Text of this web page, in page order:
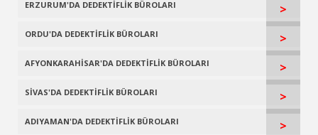
ERZURUM'DA DEDEKTİFLİK BÜROLARI >
ORDU'DA DEDEKTİFLİK BÜROLARI >
AFYONKARAHİSAR'DA DEDEKTİFLİK BÜROLARI >
SİVAS'DA DEDEKTİFLİK BÜROLARI >
ADIYAMAN'DA DEDEKTİFLİK BÜROLARI >